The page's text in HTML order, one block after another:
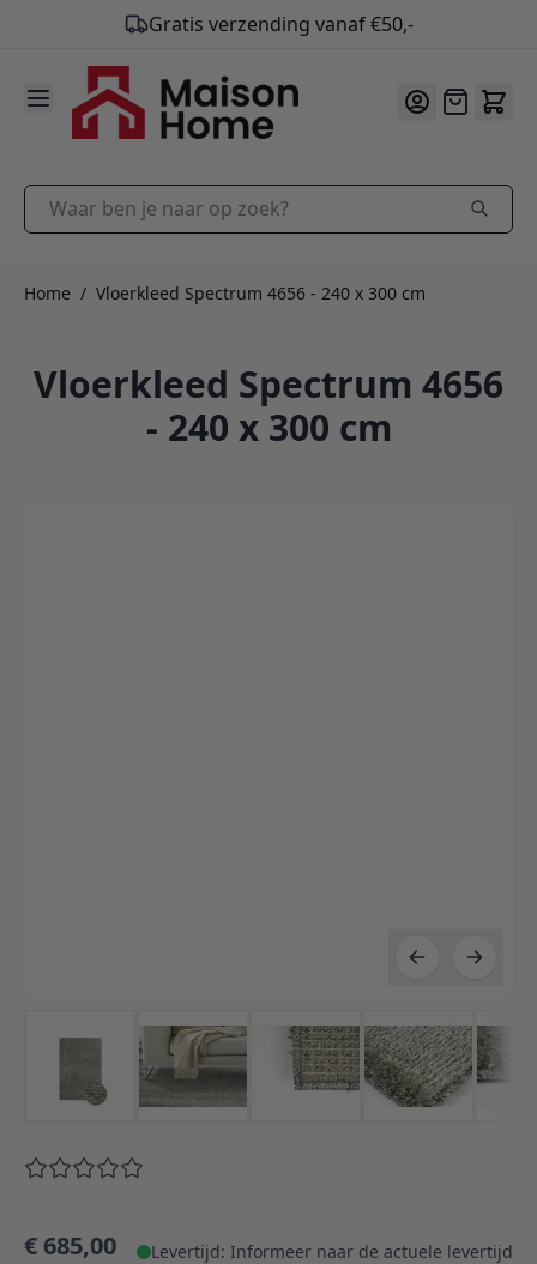
Gratis verzending vanaf €50,-
9.9/10
Ga naar de inhoud
Offerte
Waar ben je naar op zoek?
Home / Vloerkleed Spectrum 4656 - 240 x 300 cm
Vloerkleed Spectrum 4656
- 240 x 300 cm
€ 685,00 Levertijd: Informeer naar de actuele levertijd